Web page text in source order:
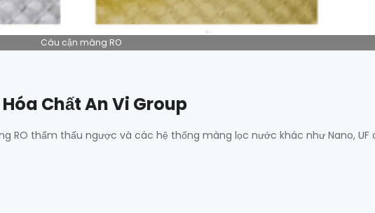
Cáu cặn màng RO
Chất An Vi Group
RO thẩm thấu ngược và các hệ thống màng lọc nước khác như Nano, UF